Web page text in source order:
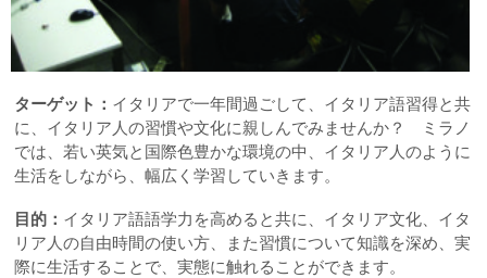
ターゲット： イタリアで一年間過ごして、イタリア語習得と共
に、イタリア人の習慣や文化に親しんでみませんか？ ミラノ
では、若い英気と国際色豊かな環境の中、イタリア人のように
生活をしながら、幅広く学習していきます。
目的： イタリア語語学力を高めると共に、イタリア文化、イタ
リア人の自由時間の使い方、また習慣について知識を深め、実
際に生活することで、実態に触れることができます。